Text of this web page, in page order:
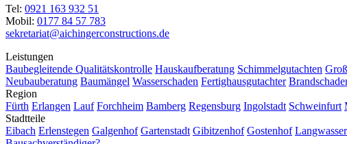
Tel: 0921 163 932 51
Mobil: 0177 84 57 783
sekretariat@aichingerconstructions.de
Leistungen
Baubegleitende Qualitätskontrolle Hauskaufberatung Schimmelgutachten
Neubauberatung Baumängel Wasserschaden Fertighausgutachter
Region
Fürth Erlangen Lauf Forchheim Bamberg Regensburg Ingolstadt Schweinfurt
Stadtteile
Eibach Erlenstegen Galgenhof Gartenstadt Gibitzenhof Gostenhof Langwasser